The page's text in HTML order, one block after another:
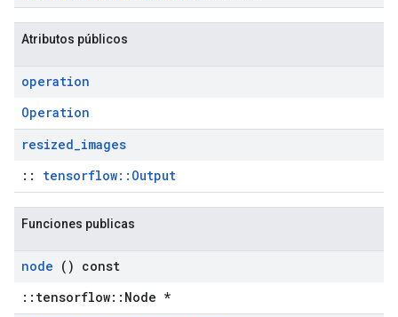
Atributos públicos
operation
Operation
resized_images
:: tensorflow::Output
Funciones publicas
node () const
::tensorflow::Node *